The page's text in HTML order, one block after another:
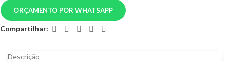
ORÇAMENTO POR WHATSAPP
Compartilhar:
Descrição